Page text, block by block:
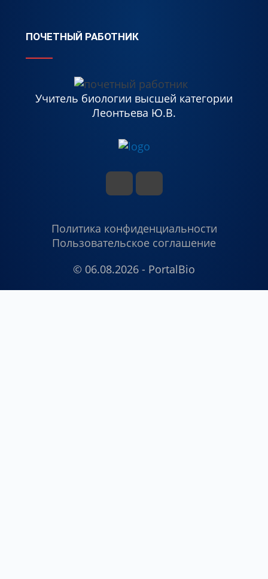
ПОЧЕТНЫЙ РАБОТНИК
Учитель биологии высшей категории
Леонтьева Ю.В.
Политика конфиденциальности
Пользовательское соглашение
© 06.08.2026 - PortalBio